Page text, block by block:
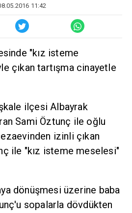
11:42
"kız isteme
çıkan tartışma cinayetle
ilçesi Albayrak
Sami Öztunç ile oğlu
izinli çıkan
ile "kız isteme meselesi"
dönüşmesi üzerine baba
sopalarla dövdükten